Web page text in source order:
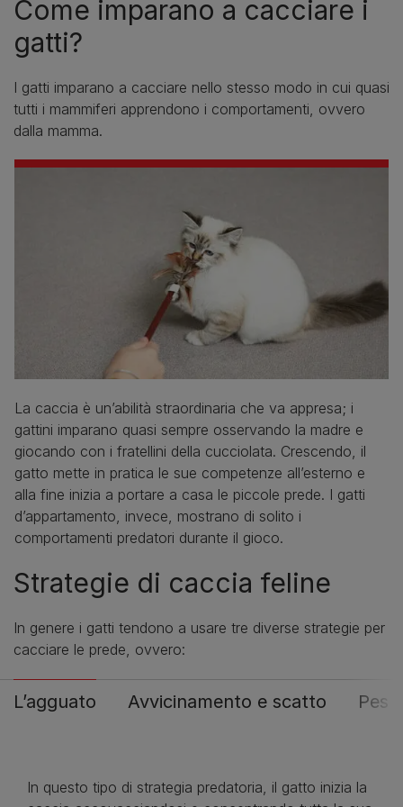
Come imparano a cacciare i
gatti?
I gatti imparano a cacciare nello stesso modo in cui quasi
tutti i mammiferi apprendono i comportamenti, ovvero
dalla mamma.
La caccia è un’abilità straordinaria che va appresa; i
gattini imparano quasi sempre osservando la madre e
giocando con i fratellini della cucciolata. Crescendo, il
gatto mette in pratica le sue competenze all’esterno e
alla fine inizia a portare a casa le piccole prede. I gatti
d’appartamento, invece, mostrano di solito i
comportamenti predatori durante il gioco.
Strategie di caccia feline
In genere i gatti tendono a usare tre diverse strategie per
cacciare le prede, ovvero:
L’agguato Avvicinamento e scatto
In questo tipo di strategia predatoria, il gatto inizia la